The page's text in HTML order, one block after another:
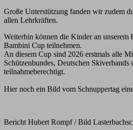
Große Unterstützung fanden wir zudem
allen Lehrkräften.
Weiterhin können die Kinder an unserem
Bambini Cup teilnehmen.
An diesem Cup sind 2026 erstmals alle
Schützenbundes, Deutschen
teilnahmeberechtigt.
Hier noch ein Bild vom Schnuppertag
Bericht Hubert Rompf / Bild